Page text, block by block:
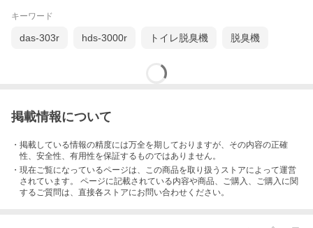
たい場所どこででもお使いいただけます。
キーワード
das-303r hds-3000r トイレ脱臭機 脱臭機
掲載情報について
・掲載している情報の精度には万全を期しておりますが、その内容の正確
性、安全性、有用性を保証するものではありません。
・現在ご覧になっているページは、この商品を取り扱うストアによって運営
されています。 ページに記載されている内容や商品、ご購入 、ご購入に関
するご質問は、直接各ストアにお問い合わせください。